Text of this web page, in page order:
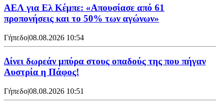
ΑΕΛ για Ελ Κέμπε: «Απουσίασε από 61
προπονήσεις και το 50% των αγώνων»
Γήπεδο|08.08.2026 10:54
Δίνει δωρεάν μπύρα στους οπαδούς της που πήγαν
Αυστρία η Πάφος!
Γήπεδο|08.08.2026 10:51